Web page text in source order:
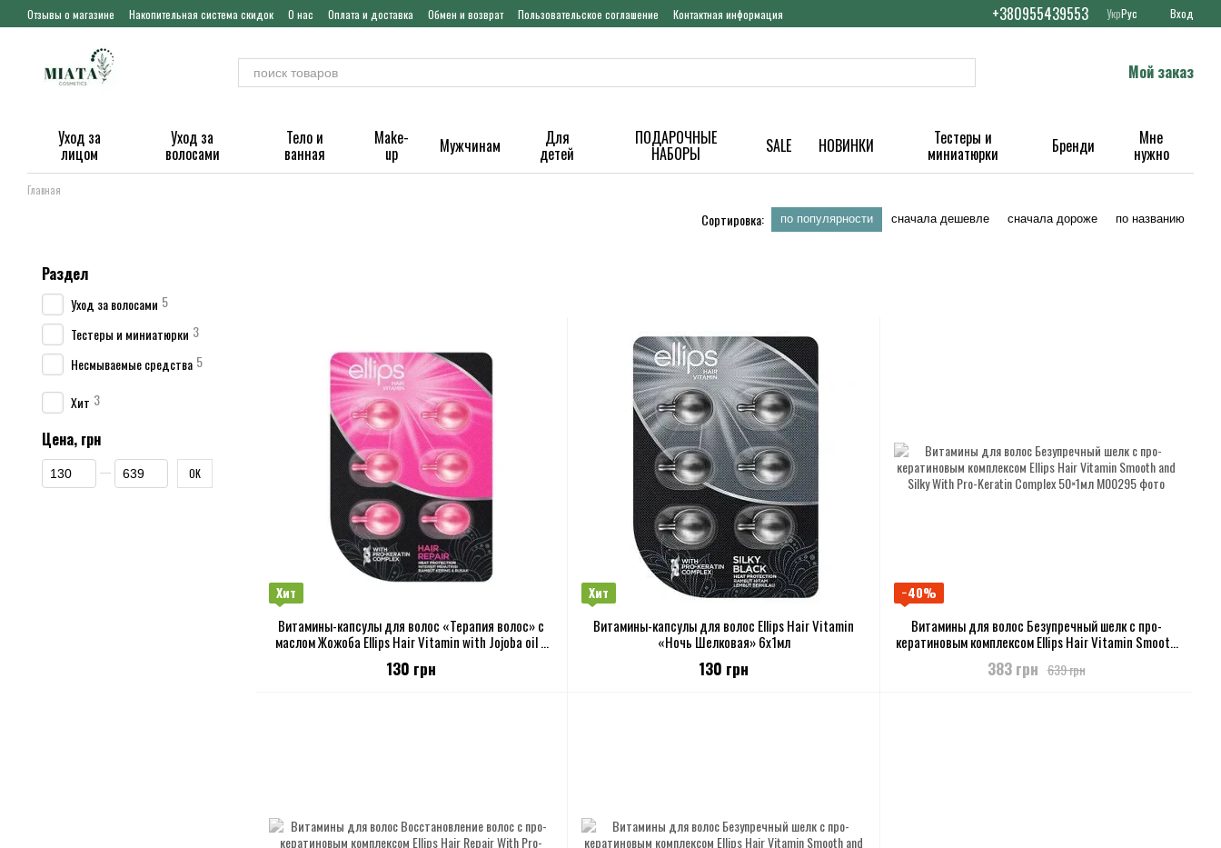
Перейти к основному контенту
Отзывы о магазине Накопительная система скидок О нас Оплата и доставка Обмен и возврат Пользовательское соглашение Контактная информация +380955439553 УкрРус Вход
Мой заказ
Уход за
лицом
Уход за
волосами
Тело и
ванная
Make-
up Мужчинам Для
детей
ПОДАРОЧНЫЕ
НАБОРЫ SALE НОВИНКИ Тестеры и
миниатюрки Бренди Мне
нужно
Главная
Сортировка: по популярности сначала дешевле сначала дороже по названию
Хит
Витамины-капсулы для волос «Терапия волос» с
маслом Жожоба Ellips Hair Vitamin with Jojoba oil 6
шт x 1мл
130 грн
Хит
Витамины-капсулы для волос Ellips Hair Vitamin
«Ночь Шелковая» 6x1мл
130 грн
−40%
Витамины для волос Безупречный шелк с про-
кератиновым комплексом Ellips Hair Vitamin Smooth
and Silky With Pro-Keratin Complex 50×1мл
639 грн
383 грн
Раздел
Уход за волосами 5
Тестеры и миниатюрки 3
Несмываемые средства 5
Хит 3
Цена, грн
От Цена, грн
До Цена, грн OK